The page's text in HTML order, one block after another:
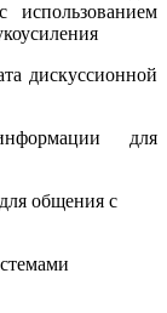
дискуссионной
для
общения с